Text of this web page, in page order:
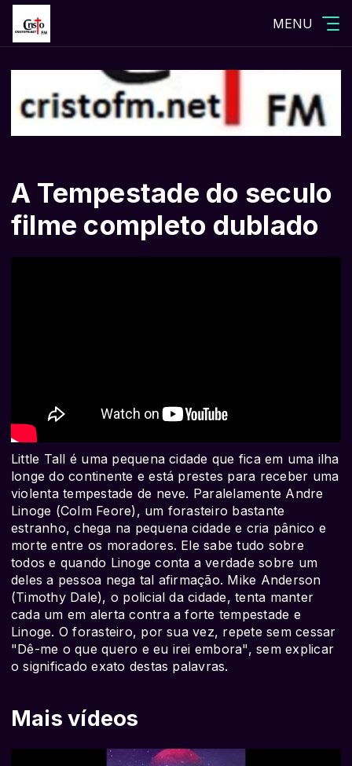
MENU
A Tempestade do seculo
filme completo dublado
Mais vídeos
Little Tall é uma pequena cidade que fica em uma ilha
longe do continente e está prestes para receber uma
violenta tempestade de neve. Paralelamente Andre
Linoge (Colm Feore), um forasteiro bastante
estranho, chega na pequena cidade e cria pânico e
morte entre os moradores. Ele sabe tudo sobre
todos e quando Linoge conta a verdade sobre um
deles a pessoa nega tal afirmação. Mike Anderson
(Timothy Dale), o policial da cidade, tenta manter
cada um em alerta contra a forte tempestade e
Linoge. O forasteiro, por sua vez, repete sem cessar
"Dê-me o que quero e eu irei embora", sem explicar
o significado exato destas palavras.